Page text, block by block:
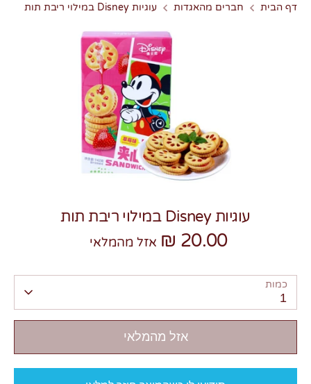
דף הבית חברים מהאגדות עוגיות Disney במילוי ריבת תות
עוגיות Disney במילוי ריבת תות
20.00 ₪ אזל מהמלאי
כמות
1
אזל מהמלאי